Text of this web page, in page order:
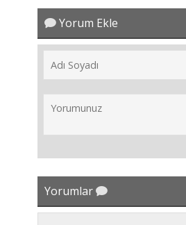
Yorum Ekle
Yorumlar